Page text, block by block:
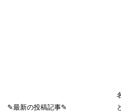
✎最新の投稿記事✎